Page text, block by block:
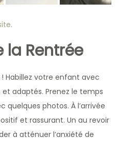
la Rentrée
Habillez votre enfant avec
adaptés. Prenez le temps
photos. À l’arrivée
et rassurant. Un au revoir
à atténuer l’anxiété de